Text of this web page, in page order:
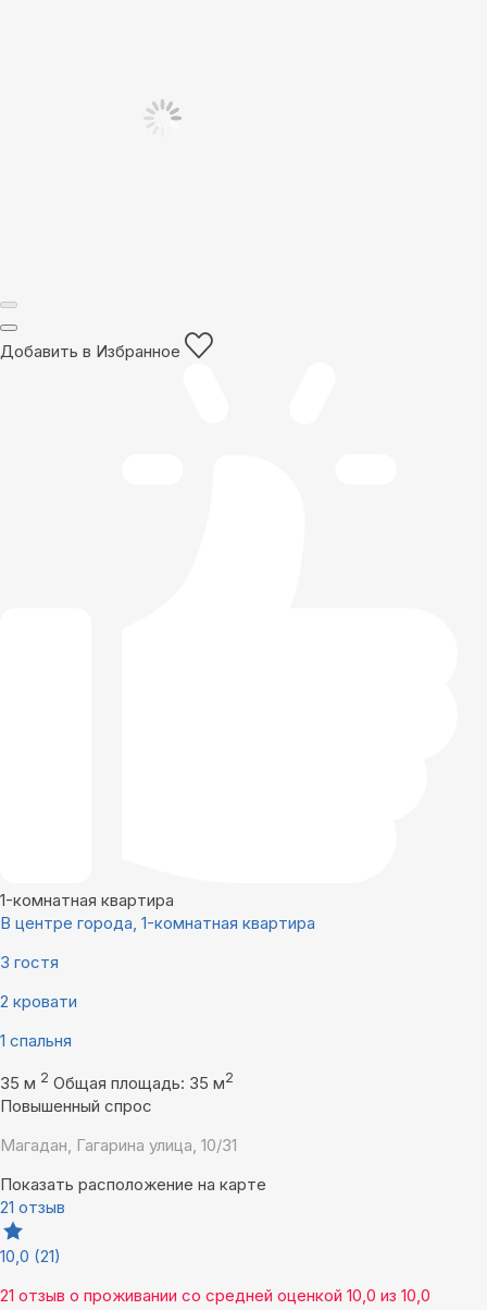
Добавить в Избранное
1-комнатная квартира
В центре города, 1-кoмнатная квартира
3 гостя
2 кровати
1 спальня
35 м 2 Общая площадь: 35 м2
Повышенный спрос
Магадан, Гагарина улица, 10/31
Показать расположение на карте
21 отзыв
10,0 (21)
21 отзыв о проживании со средней оценкой 10,0 из 10,0